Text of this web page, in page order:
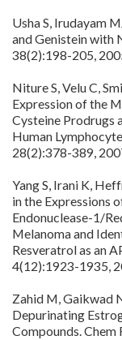
Usha S, Irudayam
and Genistein with
38(2):198-205,
Niture S, Velu C,
Expression of the
Cysteine Prodrugs
Human
28(2):378-389,
Yang S, Irani K,
in the Expressions
Endonuclease-1/
Melanoma and
Resveratrol as an
4(12):1923-1935,
Zahid M, Gaikwad
Depurinating
Compounds.